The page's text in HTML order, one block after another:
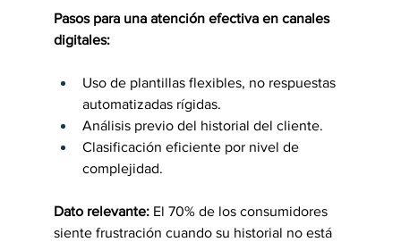
Pasos para una atención efectiva en canales
digitales:
Uso de plantillas flexibles, no respuestas
automatizadas rígidas.
Análisis previo del historial del cliente.
Clasificación eficiente por nivel de
complejidad.
Dato relevante: El 70% de los consumidores
siente frustración cuando su historial no está